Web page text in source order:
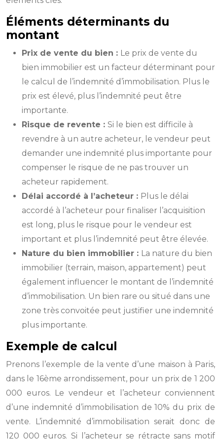
Éléments déterminants du
montant
Prix de vente du bien : Le prix de vente du
bien immobilier est un facteur déterminant pour
le calcul de l’indemnité d’immobilisation. Plus le
prix est élevé, plus l’indemnité peut être
importante.
Risque de revente : Si le bien est difficile à
revendre à un autre acheteur, le vendeur peut
demander une indemnité plus importante pour
compenser le risque de ne pas trouver un
acheteur rapidement.
Délai accordé à l’acheteur : Plus le délai
accordé à l’acheteur pour finaliser l’acquisition
est long, plus le risque pour le vendeur est
important et plus l’indemnité peut être élevée.
Nature du bien immobilier : La nature du bien
immobilier (terrain, maison, appartement) peut
également influencer le montant de l’indemnité
d’immobilisation. Un bien rare ou situé dans une
zone très convoitée peut justifier une indemnité
plus importante.
Exemple de calcul
Prenons l’exemple de la vente d’une maison à Paris,
dans le 16ème arrondissement, pour un prix de 1 200
000 euros. Le vendeur et l’acheteur conviennent
d’une indemnité d’immobilisation de 10% du prix de
vente. L’indemnité d’immobilisation serait donc de
120 000 euros. Si l’acheteur se rétracte sans motif